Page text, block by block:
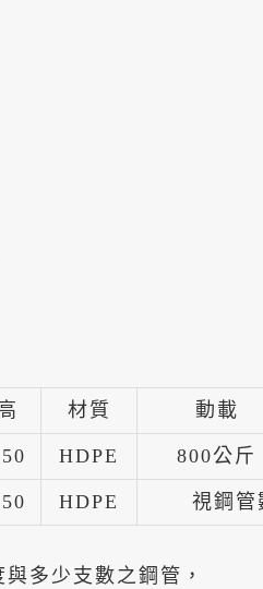
材質 動載
HDPE 800公斤
HDPE 視鋼管
多少支數之鋼管，